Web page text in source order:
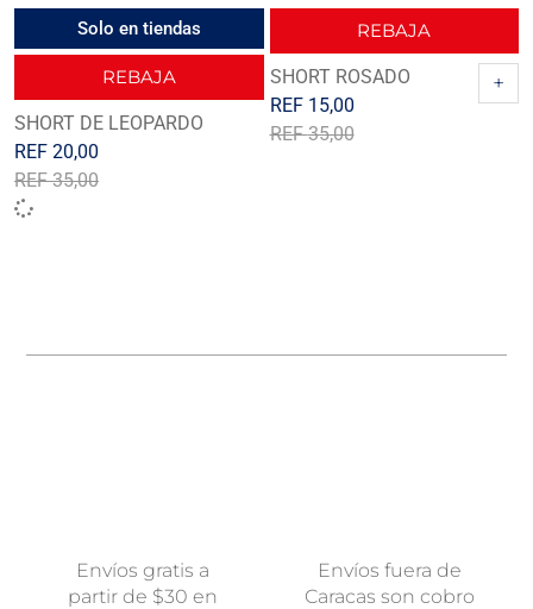
Solo en tiendas
REBAJA
SHORT DE LEOPARDO
REF35,00
REF 20,00
REBAJA
SHORT ROSADO
REF35,00
REF 15,00
+
Envíos gratis a
partir de $30 en
Envíos fuera de
Caracas son cobro